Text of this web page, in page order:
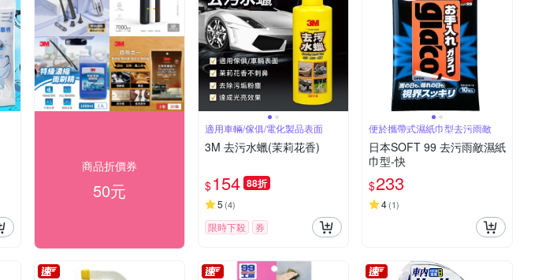
商品折價券
50元
適用車輛/傢俱/電化製品表面
3M 去污水蠟(茉莉花香)
$154 88折
5 (4)
限時下殺 券
便於攜帶式濕紙巾型去污雨敵
日本SOFT 99 去污雨敵濕紙
巾型-快
$233
4(1)